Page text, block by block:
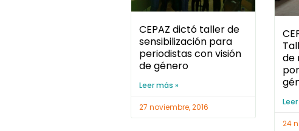
CEPAZ dictó taller de
sensibilización para
periodistas con visión
de género
Leer más »
27 noviembre, 2016
de
24